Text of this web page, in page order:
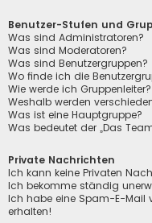
Benutzer-Stufen und
Was sind Administratoren?
Was sind Moderatoren?
Was sind Benutzergruppen?
Wo finde ich die
Wie werde ich Gruppenleiter?
Weshalb werden
Was ist eine Hauptgruppe?
Was bedeutet der „Das
Private Nachrichten
Ich kann keine Privaten
Ich bekomme ständig
Ich habe eine Spam-E-Mail
erhalten!